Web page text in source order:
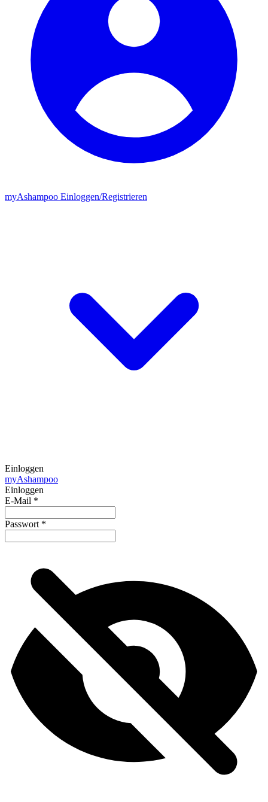
myAshampoo Einloggen/Registrieren
Einloggen
myAshampoo
Einloggen
E-Mail *
Passwort *